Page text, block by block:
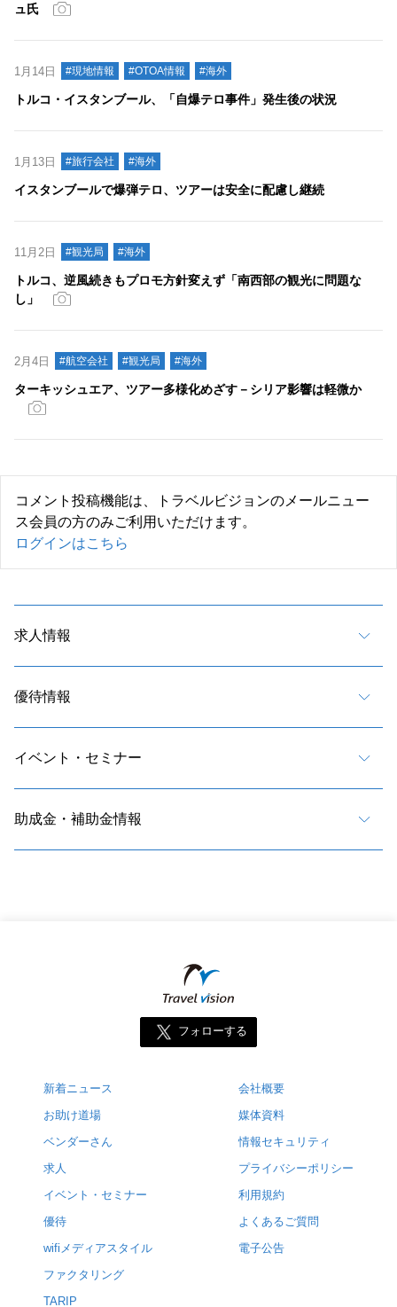
ュ氏
1月14日 #現地情報 #OTOA情報 #海外
トルコ・イスタンブール、「自爆テロ事件」発生後の状況
1月13日 #旅行会社 #海外
イスタンブールで爆弾テロ、ツアーは安全に配慮し継続
11月2日 #観光局 #海外
トルコ、逆風続きもプロモ方針変えず「南西部の観光に問題な
し」
2月4日 #航空会社 #観光局 #海外
ターキッシュエア、ツアー多様化めざす－シリア影響は軽微か
コメント投稿機能は、トラベルビジョンのメールニュー
ス会員の方のみご利用いただけます。
ログインはこちら
求人情報
優待情報
イベント・セミナー
助成金・補助金情報
フォローする
新着ニュース
お助け道場
ベンダーさん
求人
イベント・セミナー
優待
wifiメディアスタイル
ファクタリング
TARIP
会社概要
媒体資料
情報セキュリティ
プライバシーポリシー
利用規約
よくあるご質問
電子公告